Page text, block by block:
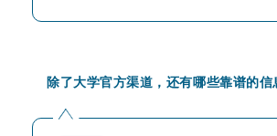
除了大学官方渠道，还有哪些靠谱的